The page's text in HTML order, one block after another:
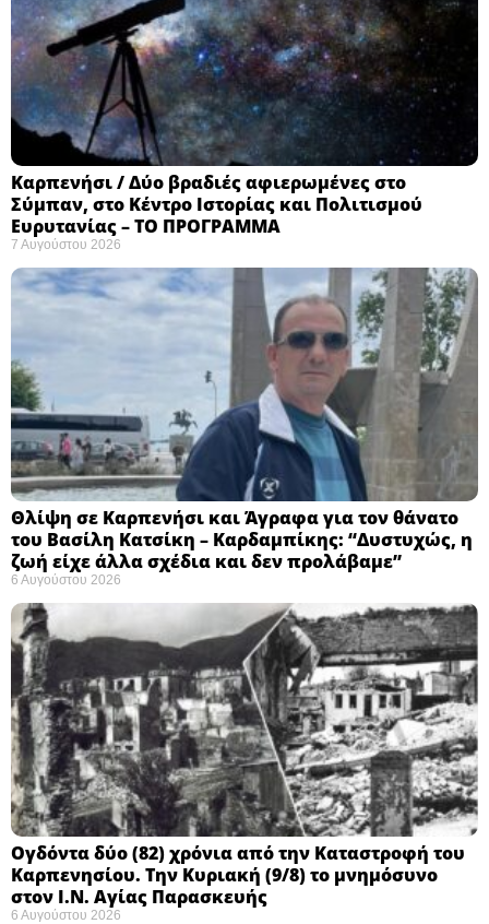
Καρπενήσι / Δύο βραδιές αφιερωμένες στο
Σύμπαν, στο Κέντρο Ιστορίας και Πολιτισμού
Ευρυτανίας – ΤΟ ΠΡΟΓΡΑΜΜΑ
7 Αυγούστου 2026
Θλίψη σε Καρπενήσι και Άγραφα για τον θάνατο
του Βασίλη Κατσίκη – Καρδαμπίκης: “Δυστυχώς, η
ζωή είχε άλλα σχέδια και δεν προλάβαμε”
6 Αυγούστου 2026
Ογδόντα δύο (82) χρόνια από την Καταστροφή του
Καρπενησίου. Την Κυριακή (9/8) το μνημόσυνο
στον Ι.Ν. Αγίας Παρασκευής
6 Αυγούστου 2026